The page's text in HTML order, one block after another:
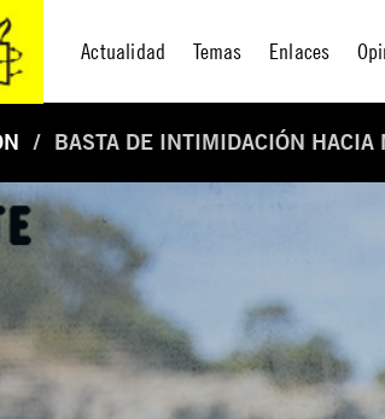
Actualidad Temas Enlaces
BASTA DE INTIMIDACIÓN